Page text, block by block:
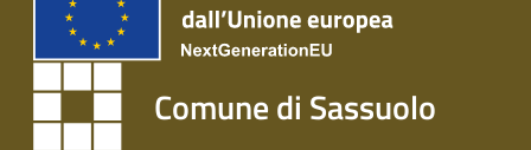
Comune di Sassuolo